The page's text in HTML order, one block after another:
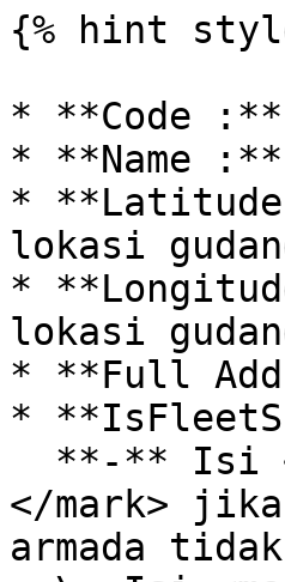
{% hint
* **Code :**
* **Name :**
*
lokasi
*
lokasi
* **Full
*
</mark>
armada